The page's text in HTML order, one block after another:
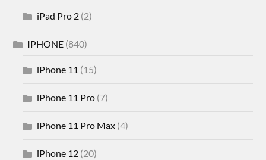
iPad Pro 2 (2)
IPHONE (840)
iPhone 11 (15)
iPhone 11 Pro (7)
iPhone 11 Pro Max (4)
iPhone 12 (20)